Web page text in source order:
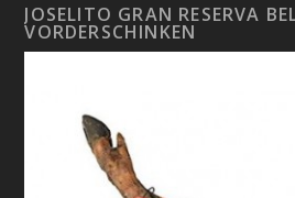
JOSELITO GRAN RESERVA
VORDERSCHINKEN